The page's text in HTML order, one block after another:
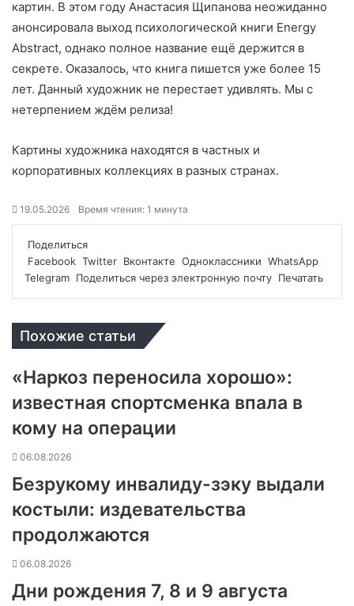
картин. В этом году Анастасия Щипанова неожиданно
анонсировала выход психологической книги Energy
Abstract, однако полное название ещё держится в
секрете. Оказалось, что книга пишется уже более 15
лет. Данный художник не перестает удивлять. Мы с
нетерпением ждём релиза!
Картины художника находятся в частных и
корпоративных коллекциях в разных странах.
19.05.2026 Время чтения: 1 минута
Поделиться
Facebook Twitter Вконтакте Одноклассники WhatsApp
Telegram Поделиться через электронную почту Печатать
Похожие статьи
«Наркоз переносила хорошо»:
известная спортсменка впала в
кому на операции
06.08.2026
Безрукому инвалиду-зэку выдали
костыли: издевательства
продолжаются
06.08.2026
Дни рождения 7, 8 и 9 августа